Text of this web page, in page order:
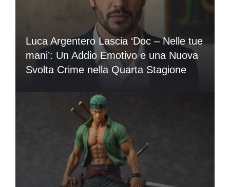
Luca Argentero Lascia ‘Doc – Nelle tue
mani’: Un Addio Emotivo e una Nuova
Svolta Crime nella Quarta Stagione